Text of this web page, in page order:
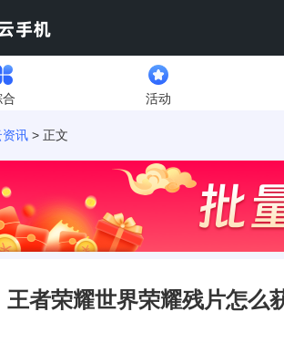
活动
资讯 > 正文
王者荣耀世界荣耀残片怎么